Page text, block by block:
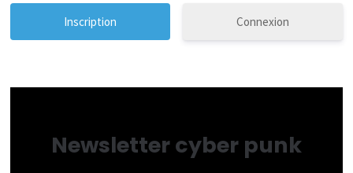
Connexion
Newsletter cyber punk